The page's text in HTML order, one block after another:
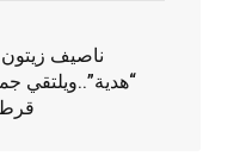
ناصيف
“هدية”..ويلتقي